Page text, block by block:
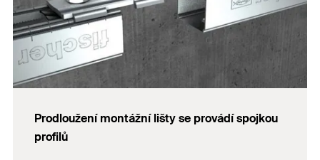
Prodloužení montážní lišty se provádí spojkou
profilů